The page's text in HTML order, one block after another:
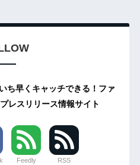
ち早くキャッチできる！ファ
レスリリース情報サイト
Feedly RSS